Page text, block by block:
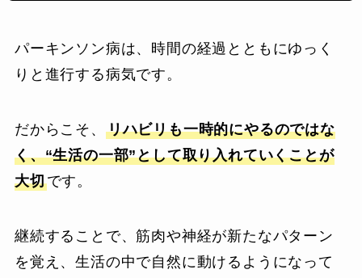
パーキンソン病は、時間の経過とともにゆっく
りと進行する病気です。
だからこそ、 リハビリも一時的にやるのではな
く、“生活の一部”として取り入れていくことが
大切です。
継続することで、筋肉や神経が新たなパターン
を覚え、生活の中で自然に動けるようになって